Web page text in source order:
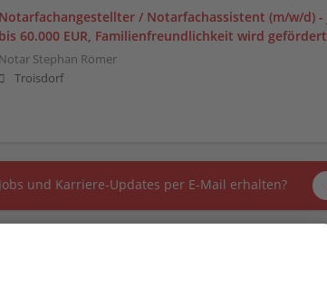
Notarfachangestellter / Notarfachassistent (m/w/d) -
bis 60.000 EUR, Familienfreundlichkeit wird gefördert
Notar Stephan Römer
Troisdorf
und Karriere-Updates per E-Mail erhalten?